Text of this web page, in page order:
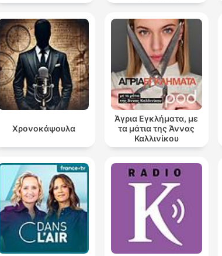
Χρονοκάψουλα
Άγρια Εγκλήματα, με
τα μάτια της Άννας
Καλλινίκου